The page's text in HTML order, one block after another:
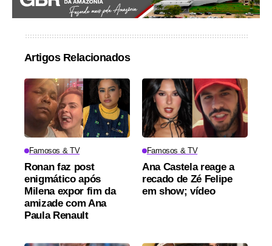
Artigos Relacionados
Famosos & TV
Ronan faz post
enigmático após
Milena expor fim da
amizade com Ana
Paula Renault
Famosos & TV
Ana Castela reage a
recado de Zé Felipe
em show; vídeo